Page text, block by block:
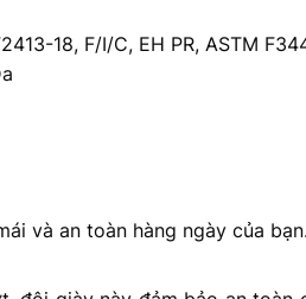
18, F/I/C, EH PR, ASTM
và an toàn hàng ngày của